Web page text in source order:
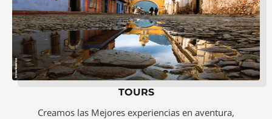
TOURS
Creamos las Mejores experiencias en aventura,